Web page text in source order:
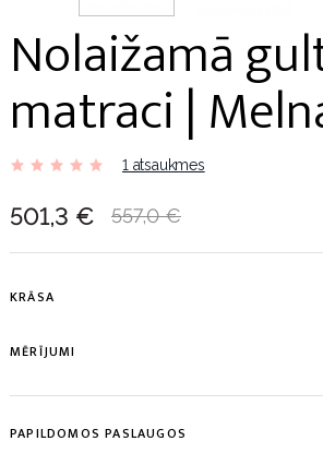
Nolaižamā
matraci |
1 atsaukmes
501,3 € 557,0 €
KRĀSA
MĒRĪJUMI
PAPILDOMOS PASLAUGOS